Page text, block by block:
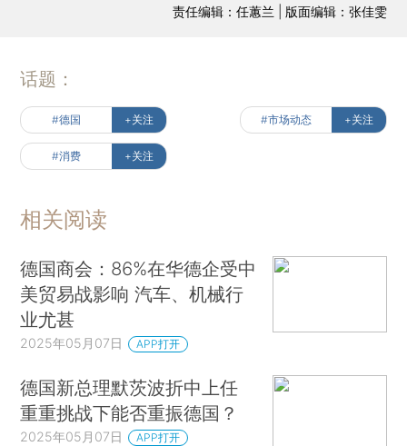
责任编辑：任蕙兰 | 版面编辑：张佳雯
话题：
#德国 +关注 #市场动态 +关注
#消费 +关注
相关阅读
德国商会：86%在华德企受中
美贸易战影响 汽车、机械行
业尤甚
2025年05月07日 APP打开
德国新总理默茨波折中上任
重重挑战下能否重振德国？
2025年05月07日 APP打开